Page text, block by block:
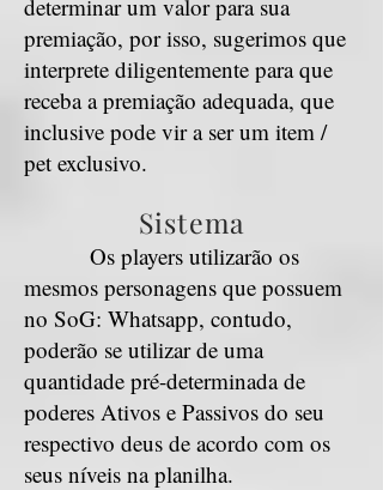
determinar um valor para sua
premiação, por isso, sugerimos que
interprete diligentemente para que
receba a premiação adequada, que
inclusive pode vir a ser um item /
pet exclusivo.
Sistema
Os players utilizarão os
mesmos personagens que possuem
no SoG: Whatsapp, contudo,
poderão se utilizar de uma
quantidade pré-determinada de
poderes Ativos e Passivos do seu
respectivo deus de acordo com os
seus níveis na planilha.